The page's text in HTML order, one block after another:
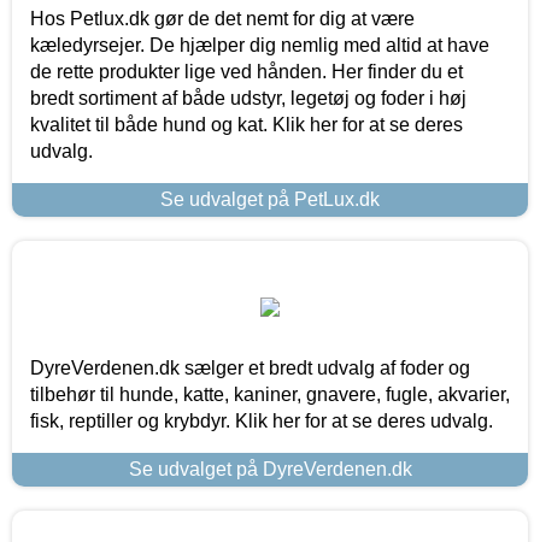
Hos Petlux.dk gør de det nemt for dig at være
kæledyrsejer. De hjælper dig nemlig med altid at have
de rette produkter lige ved hånden. Her finder du et
bredt sortiment af både udstyr, legetøj og foder i høj
kvalitet til både hund og kat. Klik her for at se deres
udvalg.
Se udvalget på PetLux.dk
DyreVerdenen.dk sælger et bredt udvalg af foder og
tilbehør til hunde, katte, kaniner, gnavere, fugle, akvarier,
fisk, reptiller og krybdyr. Klik her for at se deres udvalg.
Se udvalget på DyreVerdenen.dk